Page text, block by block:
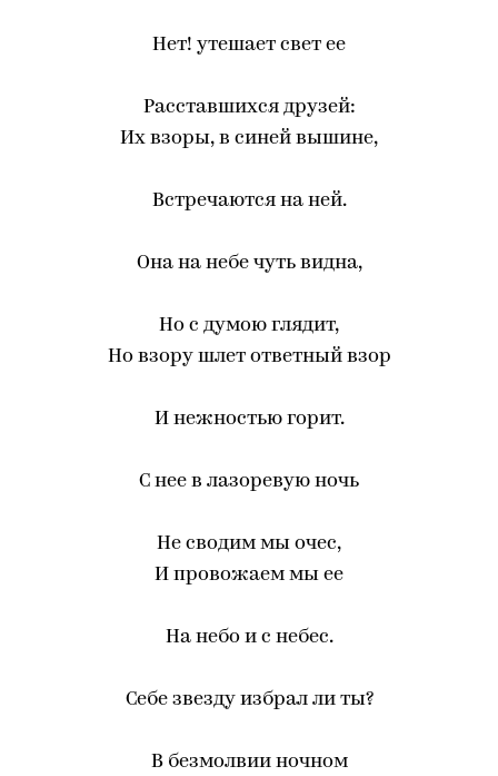
Нет! утешает свет ее
Расставшихся друзей:
Их взоры, в синей вышине,
Встречаются на ней.
Она на небе чуть видна,
Но с думою глядит,
Но взору шлет ответный взор
И нежностью горит.
С нее в лазоревую ночь
Не сводим мы очес,
И провожаем мы ее
На небо и с небес.
Себе звезду избрал ли ты?
В безмолвии ночном